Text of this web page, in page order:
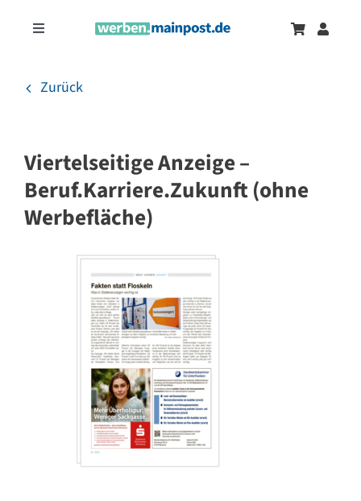
InhaltToggle
Onlinewerbung
Zurück
Viertelseitige Anzeige –
Beruf.Karriere.Zukunft (ohne
Werbefläche)